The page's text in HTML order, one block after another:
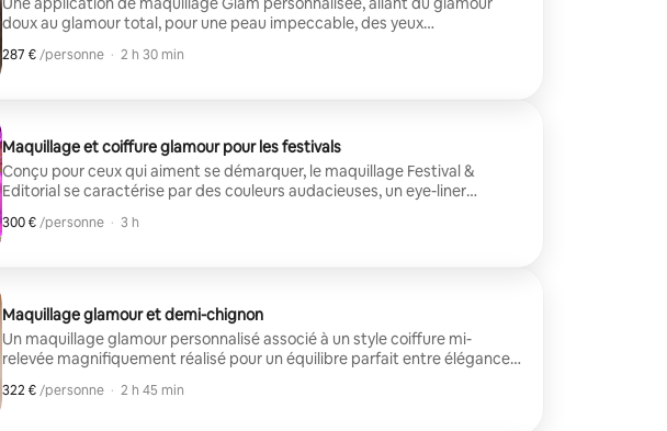
doux au glamour total, pour une peau impeccable, des yeux
Complétez votre look avec Blowout & Styling, en choisissant des styles
287 € /personne
287 € par personne
, · 2 h 30 min
Maquillage et coiffure glamour pour les festivals
Conçu pour ceux qui aiment se démarquer, le maquillage Festival &
Editorial se caractérise par des couleurs audacieuses, un eye-liner
graphique, des paillettes, des strass et un style artistique affirmé. En
association avec Blowout & Styling, choisissez des styles épurés,
300 € /personne
300 € par personne
, · 3 h
Maquillage glamour et demi-chignon
Un maquillage glamour personnalisé associé à un style coiffure mi-
relevée magnifiquement réalisé pour un équilibre parfait entre élégance
sculpté et d'une coiffure aux boucles douces, aux ondulations, aux
322 € /personne
322 € par personne
, · 2 h 45 min